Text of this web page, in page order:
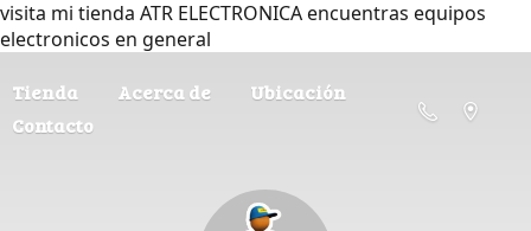
visita mi tienda ATR ELECTRONICA encuentras equipos
electronicos en general
Tienda Acerca de
Ubicación
Contacto